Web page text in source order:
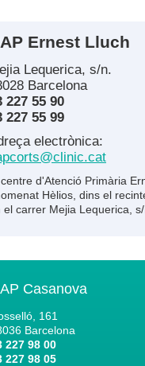
Ernest Lluch
Lequerica, s/n.
Barcelona
227 55 90
227 55 99
electrònica:
d'Atenció Primària
Hèlios, dins el
el carrer Mejia Lequerica,
Casanova
161
Barcelona
227 98 00
227 98 05